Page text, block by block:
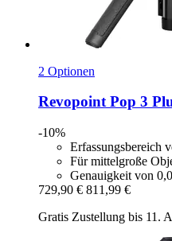
2 Optionen
RevopointPop 3
-10%
Erfassungsbereich
Für mittelgroße
Genauigkeit von
729,90 € 811,99 €
Gratis Zustellung bis 11.